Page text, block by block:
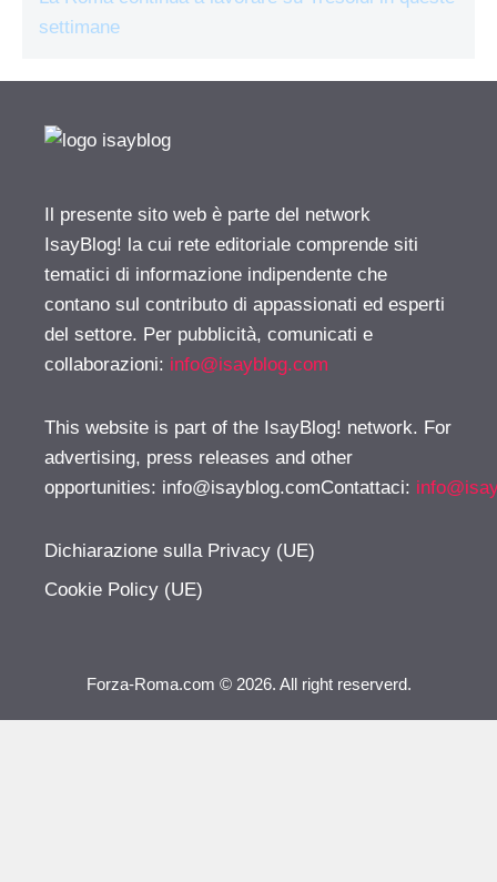
settimane
Il presente sito web è parte del network
IsayBlog! la cui rete editoriale comprende siti
tematici di informazione indipendente che
contano sul contributo di appassionati ed esperti
del settore. Per pubblicità, comunicati e
collaborazioni: info@isayblog.com
This website is part of the IsayBlog! network. For
advertising, press releases and other
opportunities: info@isayblog.comContattaci:
Dichiarazione sulla Privacy (UE)
Cookie Policy (UE)
Forza-Roma.com © 2026. All right reserverd.